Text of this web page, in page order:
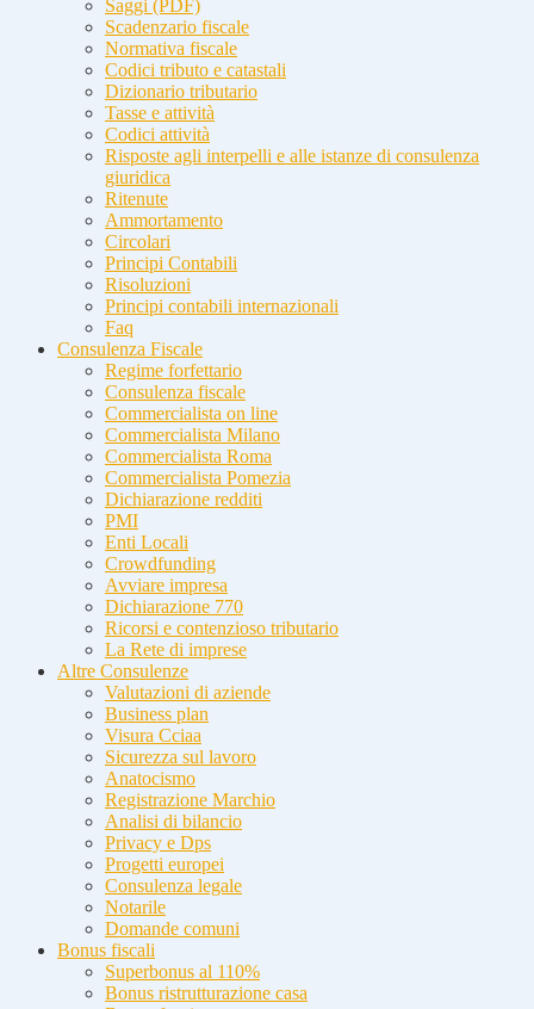
Saggi (PDF)
Scadenzario fiscale
Normativa fiscale
Codici tributo e catastali
Dizionario tributario
Tasse e attività
Codici attività
Risposte agli interpelli e alle istanze di consulenza
giuridica
Ritenute
Ammortamento
Circolari
Principi Contabili
Risoluzioni
Principi contabili internazionali
Faq
Consulenza Fiscale
Regime forfettario
Consulenza fiscale
Commercialista on line
Commercialista Milano
Commercialista Roma
Commercialista Pomezia
Dichiarazione redditi
PMI
Enti Locali
Crowdfunding
Avviare impresa
Dichiarazione 770
Ricorsi e contenzioso tributario
La Rete di imprese
Altre Consulenze
Valutazioni di aziende
Business plan
Visura Cciaa
Sicurezza sul lavoro
Anatocismo
Registrazione Marchio
Analisi di bilancio
Privacy e Dps
Progetti europei
Consulenza legale
Notarile
Domande comuni
Bonus fiscali
Superbonus al 110%
Bonus ristrutturazione casa